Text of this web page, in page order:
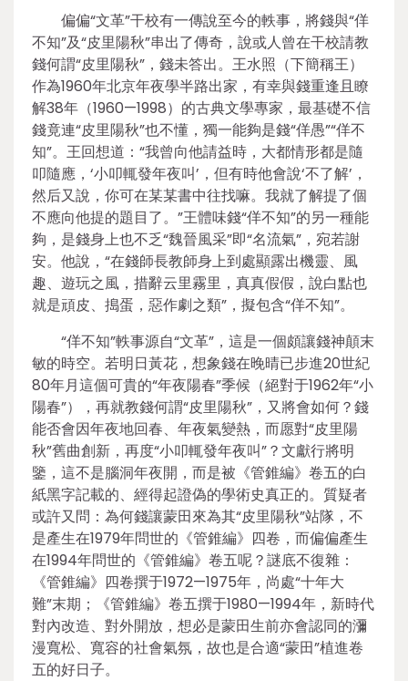
偏偏“文革”干校有一傳說至今的軼事，將錢與“佯
不知”及“皮里陽秋”串出了傳奇，說或人曾在干校請教
錢何謂“皮里陽秋”，錢未答出。王水照（下簡稱王）
作為1960年北京年夜學半路出家，有幸與錢重逢且瞭
解38年（1960—1998）的古典文學專家，最基礎不信
錢竟連“皮里陽秋”也不懂，獨一能夠是錢“佯愚”“佯不
知”。王回想道：“我曾向他請益時，大都情形都是隨
叩隨應，‘小叩輒發年夜叫’，但有時他會說‘不了解’，
然后又說，你可在某某書中往找嘛。我就了解提了個
不應向他提的題目了。”王體味錢“佯不知”的另一種能
夠，是錢身上也不乏“魏晉風采”即“名流氣”，宛若謝
安。他說，“在錢師長教師身上到處顯露出機靈、風
趣、遊玩之風，措辭云里霧里，真真假假，說白點也
就是頑皮、搗蛋，惡作劇之類”，擬包含“佯不知”。
“佯不知”軼事源自“文革”，這是一個頗讓錢神顛末
敏的時空。若明日黃花，想象錢在晚晴已步進20世紀
80年月這個可貴的“年夜陽春”季候（絕對于1962年“小
陽春”），再就教錢何謂“皮里陽秋”，又將會如何？錢
能否會因年夜地回春、年夜氣變熱，而愿對“皮里陽
秋”舊曲創新，再度“小叩輒發年夜叫”？文獻行將明
鑒，這不是腦洞年夜開，而是被《管錐編》卷五的白
紙黑字記載的、經得起證偽的學術史真正的。質疑者
或許又問：為何錢讓蒙田來為其“皮里陽秋”站隊，不
是產生在1979年問世的《管錐編》四卷，而偏偏產生
在1994年問世的《管錐編》卷五呢？謎底不復雜：
《管錐編》四卷撰于1972—1975年，尚處“十年大
難”末期；《管錐編》卷五撰于1980—1994年，新時代
對內改造、對外開放，想必是蒙田生前亦會認同的瀰
漫寬松、寬容的社會氣氛，故也是合適“蒙田”植進卷
五的好日子。